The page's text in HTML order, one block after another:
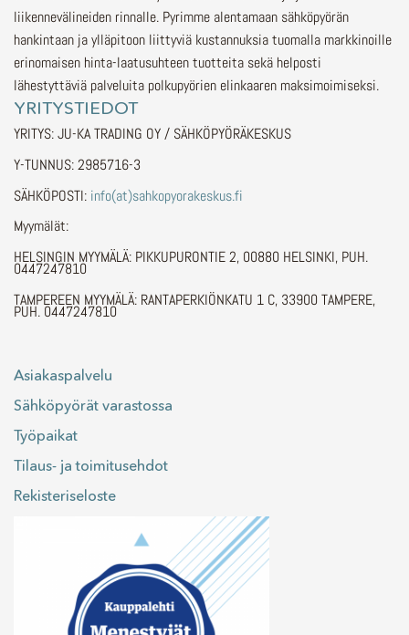
liikennevälineiden rinnalle. Pyrimme alentamaan sähköpyörän
hankintaan ja ylläpitoon liittyviä kustannuksia tuomalla markkinoille
erinomaisen hinta-laatusuhteen tuotteita sekä helposti
lähestyttäviä palveluita polkupyörien elinkaaren maksimoimiseksi.
YRITYSTIEDOT
YRITYS: JU-KA TRADING OY / SÄHKÖPYÖRÄKESKUS
Y-TUNNUS: 2985716-3
SÄHKÖPOSTI: info(at)sahkopyorakeskus.fi
Myymälät:
HELSINGIN MYYMÄLÄ: PIKKUPURONTIE 2, 00880 HELSINKI, PUH.
0447247810
TAMPEREEN MYYMÄLÄ: RANTAPERKIÖNKATU 1 C, 33900 TAMPERE,
PUH. 0447247810
Asiakaspalvelu
Sähköpyörät varastossa
Työpaikat
Tilaus- ja toimitusehdot
Rekisteriseloste